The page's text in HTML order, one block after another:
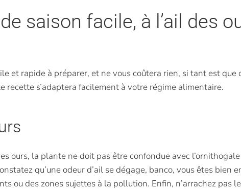
saison facile, à l’ail des
et rapide à préparer, et ne vous coûtera rien, si tant est
s’adaptera facilement à votre régime alimentaire.
ours, la plante ne doit pas être confondue avec
qu’une odeur d’ail se dégage, banco, vous êtes bien
ou des zones sujettes à la pollution. Enfin, n’arrachez pas